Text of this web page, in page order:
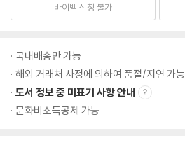
바이백 신청 불가
국내배송만 가능
해외 거래처 사정에 의하여 품절/지연 가능
도서 정보 중 미표기 사항 안내
문화비소득공제 가능